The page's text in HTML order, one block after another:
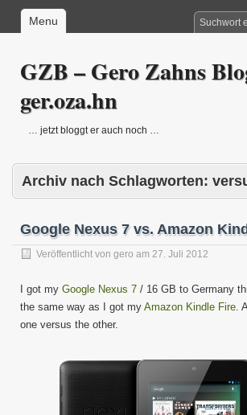
Menu
GZB – Gero Zahns
ger.oza.hn
… jetzt bloggt er auch noch …
Archiv nach Schlagworten:
Google Nexus 7 vs. Amazon
Veröffentlicht von gero am 27. Juli 2012
I got my Google Nexus 7 / 16 GB to Germany
the same way as I got my Amazon Kindle Fire.
one versus the other.